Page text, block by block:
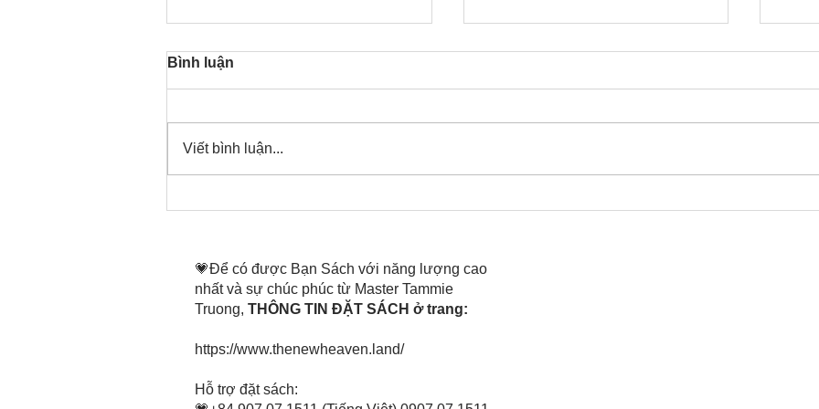
Cô Hoa Duong chia sẻ
Bình luận
Viết bình luận...
💗Để có được Bạn Sách với năng lượng cao
nhất và sự chúc phúc từ Master Tammie
Truong, THÔNG TIN ĐẶT SÁCH ở trang:
https://www.thenewheaven.land/
​Hỗ trợ đặt sách: